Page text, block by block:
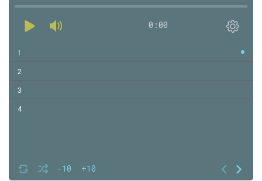
0:00
-10 +10
1
2
3
4